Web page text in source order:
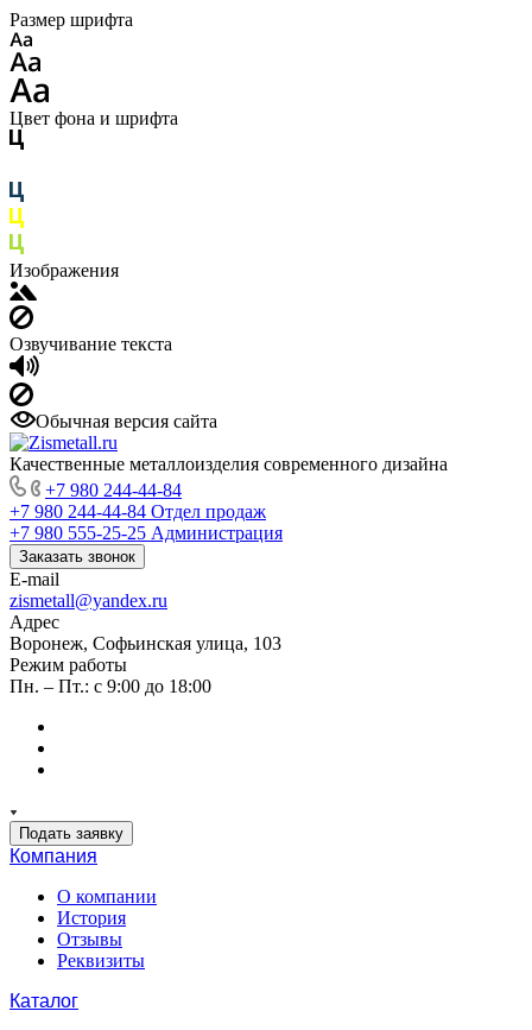
Размер шрифта
Цвет фона и шрифта
Изображения
Озвучивание текста
Обычная версия сайта
Качественные металлоизделия современного дизайна
+7 980 244-44-84
+7 980 244-44-84 Отдел продаж
+7 980 555-25-25 Администрация
Заказать звонок
E-mail
zismetall@yandex.ru
Адрес
Воронеж, Софьинская улица, 103
Режим работы
Пн. – Пт.: с 9:00 до 18:00
Подать заявку
Компания
О компании
История
Отзывы
Реквизиты
Каталог